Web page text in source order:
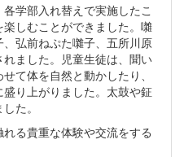
学部入れ替えで実施したこ
しむことができました。囃
弘前ねぷた囃子、五所川原
ました。児童生徒は、聞い
て体を自然と動かしたり、
り上がりました。太鼓や鉦
た。
る貴重な体験や交流をする